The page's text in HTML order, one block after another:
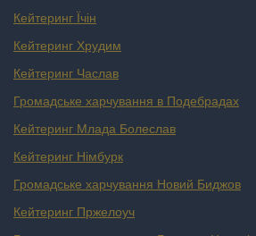
Кейтеринг Їчін
Кейтеринг Хрудим
Кейтеринг Часлав
Громадське харчування в Подебрадах
Кейтеринг Млада Болеслав
Кейтеринг Німбурк
Громадське харчування Новий Биджов
Кейтеринг Пржелоуч